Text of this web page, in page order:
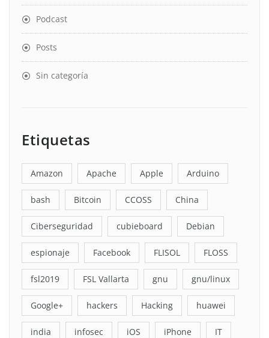
Podcast
Posts
Sin categoría
Etiquetas
Amazon Apache Apple Arduino
bash Bitcoin CCOSS China
Ciberseguridad cubieboard Debian
espionaje Facebook FLISOL FLOSS
fsl2019 FSL Vallarta gnu gnu/linux
Google+ hackers Hacking huawei
india infosec iOS iPhone IT